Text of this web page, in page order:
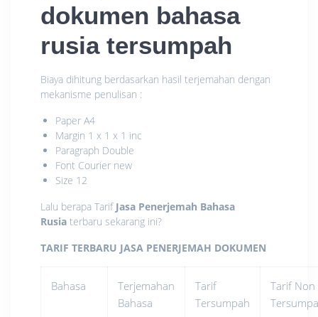
dokumen bahasa
rusia tersumpah
Biaya dihitung berdasarkan hasil terjemahan dengan
mekanisme penulisan :
Paper A4
Margin 1 x 1 x 1 inc
Paragraph Double
Font Courier new
Size 12
Lalu berapa Tarif Jasa Penerjemah Bahasa
Rusia terbaru sekarang ini?
TARIF TERBARU JASA PENERJEMAH DOKUMEN
Bahasa
Terjemahan
Bahasa
Tarif
Tersumpah
Tarif Non